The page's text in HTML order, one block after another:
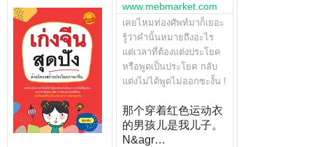
www.mebmarket.com
เคยไหมท่องศัพท์มาก็เยอะ
รู้ว่าคำนั้นหมายถึงอะไร
แต่เวลาที่ต้องแต่งประโยค
หรือพูดเป็นประโยค กลับ
แต่งไม่ได้พูดไม่ออกซะงั้น !
那个穿着红色运动衣
的男孩儿是我儿子。
N&agr…